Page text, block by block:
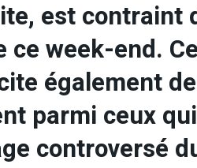
est contraint
ce week-end.
également
parmi ceux
controversé